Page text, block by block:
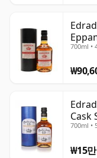
700ml •
Cask
700ml •
₩15만